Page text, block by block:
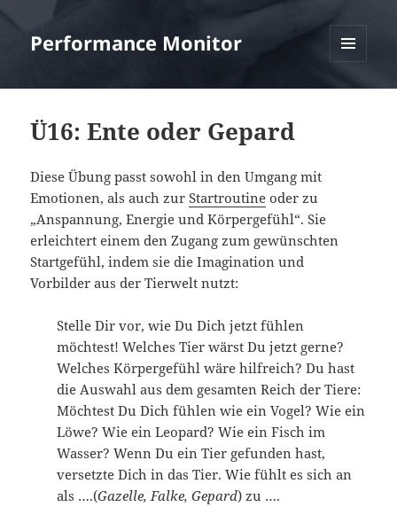
Performance Monitor
Ü16: Ente oder Gepard
Diese Übung passt sowohl in den Umgang mit
Emotionen, als auch zurStartroutine oder zu
„Anspannung, Energie und Körpergefühl“. Sie
erleichtert einem den Zugang zum gewünschten
Startgefühl, indem sie die Imagination und
Vorbilder aus der Tierwelt nutzt:
Stelle Dir vor, wie Du Dich jetzt fühlen
möchtest! Welches Tier wärst Du jetzt gerne?
Welches Körpergefühl wäre hilfreich? Du hast
die Auswahl aus dem gesamten Reich der Tiere:
Möchtest Du Dich fühlen wie ein Vogel? Wie ein
Löwe? Wie ein Leopard? Wie ein Fisch im
Wasser? Wenn Du ein Tier gefunden hast,
versetzte Dich in das Tier. Wie fühlt es sich an
als ….(Gazelle, Falke, Gepard) zu ….